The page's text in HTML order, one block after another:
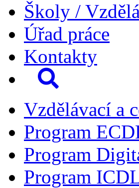
Školy /
Úřad práce
Kontakty
Vzdělávací a
Program
Program
Program